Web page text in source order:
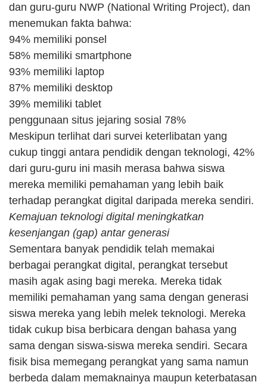
dan guru-guru NWP (National Writing Project), dan
menemukan fakta bahwa:
94% memiliki ponsel
58% memiliki smartphone
93% memiliki laptop
87% memiliki desktop
39% memiliki tablet
penggunaan situs jejaring sosial 78%
Meskipun terlihat dari survei keterlibatan yang
cukup tinggi antara pendidik dengan teknologi, 42%
dari guru-guru ini masih merasa bahwa siswa
mereka memiliki pemahaman yang lebih baik
terhadap perangkat digital daripada mereka sendiri.
Kemajuan teknologi digital meningkatkan
kesenjangan (gap) antar generasi
Sementara banyak pendidik telah memakai
berbagai perangkat digital, perangkat tersebut
masih agak asing bagi mereka. Mereka tidak
memiliki pemahaman yang sama dengan generasi
siswa mereka yang lebih melek teknologi. Mereka
tidak cukup bisa berbicara dengan bahasa yang
sama dengan siswa-siswa mereka sendiri. Secara
fisik bisa memegang perangkat yang sama namun
berbeda dalam memaknainya maupun keterbatasan